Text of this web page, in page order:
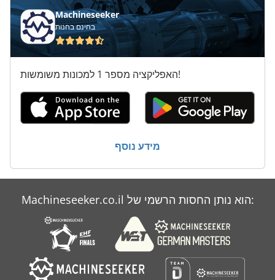
מיכסים
מעז לעשן
משחזת
נסיעות
נראה
שקופית
תחריט
תכשיטים
Machineseeker
בחינם בחנות
האפליקציה מספר 1 למכונות משומשות!
מידע נוסף
Machineseeker.co.il הוא נותן החסות הרשמי של: